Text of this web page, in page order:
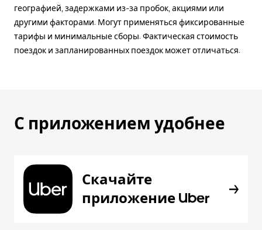
географией, задержками из-за пробок, акциями или
другими факторами. Могут применяться фиксированные
тарифы и минимальные сборы. Фактическая стоимость
поездок и запланированных поездок может отличаться.
С приложением удобнее
Скачайте
приложение Uber